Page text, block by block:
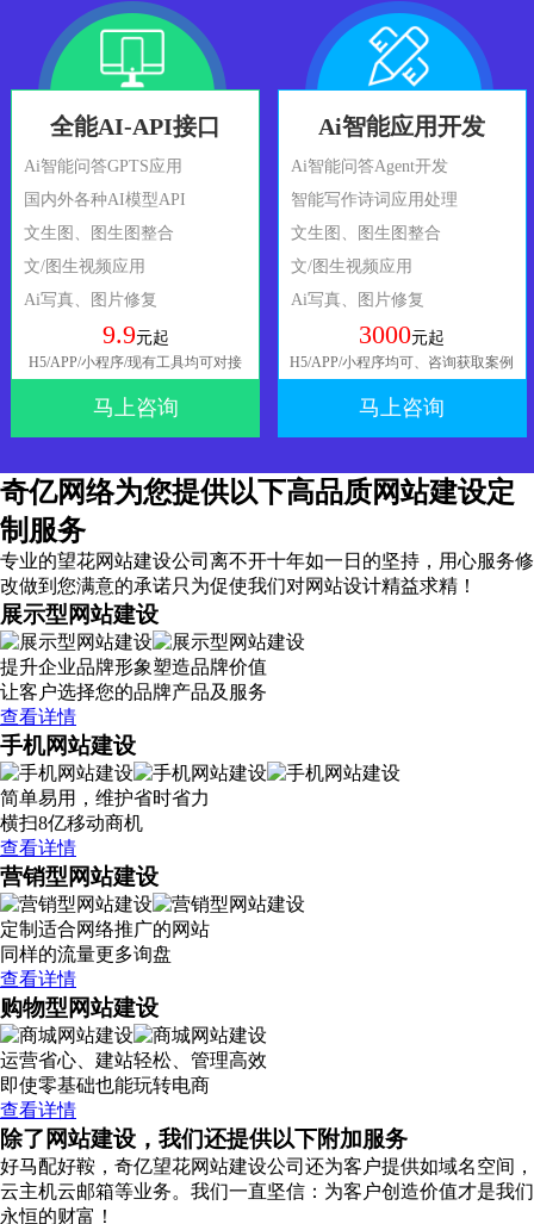
全能AI-API接口
Ai智能问答GPTS应用
国内外各种AI模型API
文生图、图生图整合
文/图生视频应用
Ai写真、图片修复
9.9元起
H5/APP/小程序/现有工具均可对接
马上咨询
Ai智能应用开发
Ai智能问答Agent开发
智能写作诗词应用处理
文生图、图生图整合
文/图生视频应用
Ai写真、图片修复
3000元起
H5/APP/小程序均可、咨询获取案例
马上咨询
奇亿网络为您提供以下高品质网站建设定
制服务
专业的望花网站建设公司离不开十年如一日的坚持， 用心服务修
改做到您满意的承诺只为促使我们对网站设计精益求精！
展示型网站建设
提升企业品牌形象塑造品牌价值
让客户选择您的品牌产品及服务
查看详情
手机网站建设
简单易用，维护省时省力
横扫8亿移动商机
查看详情
营销型网站建设
定制适合网络推广的网站
同样的流量更多询盘
查看详情
购物型网站建设
运营省心、建站轻松、管理高效
即使零基础也能玩转电商
查看详情
除了网站建设，我们还提供以下附加服务
好马配好鞍，奇亿望花网站建设公司还为客户提供如域名空间，
云主机云邮箱等业务。我们一直坚信：为客户创造价值才是我们
永恒的财富！